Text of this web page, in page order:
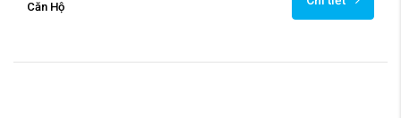
Căn Hộ